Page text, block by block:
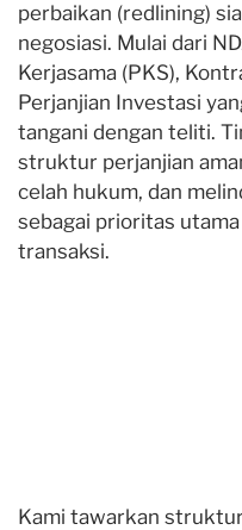
perbaikan (redlining)
negosiasi. Mulai dari
Kerjasama (PKS),
Perjanjian Investasi
tangani dengan teliti.
struktur perjanjian
celah hukum, dan
sebagai prioritas
transaksi.
Kami tawarkan